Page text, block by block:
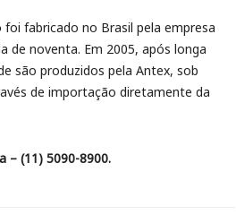
fabricado no Brasil pela empresa
de noventa. Em 2005, após longa
são produzidos pela Antex, sob
de importação diretamente da
– (11) 5090-8900.